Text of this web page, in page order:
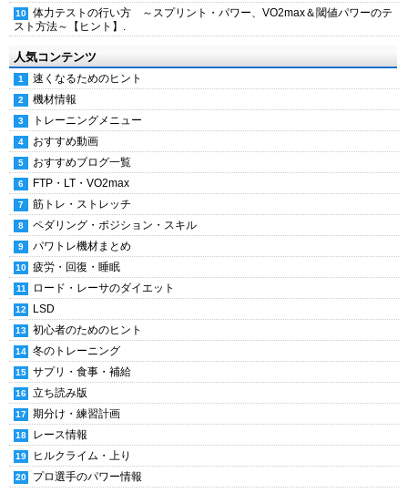
体力テストの行い方 ～スプリント・パワー、VO2max＆閾値パワーのテ
スト方法～【ヒント】.
人気コンテンツ
速くなるためのヒント
機材情報
トレーニングメニュー
おすすめ動画
おすすめブログ一覧
FTP・LT・VO2max
筋トレ・ストレッチ
ペダリング・ポジション・スキル
パワトレ機材まとめ
疲労・回復・睡眠
ロード・レーサのダイエット
LSD
初心者のためのヒント
冬のトレーニング
サプリ・食事・補給
立ち読み版
期分け・練習計画
レース情報
ヒルクライム・上り
プロ選手のパワー情報